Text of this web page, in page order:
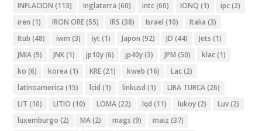
INFLACION (113) Inglaterra (60) intc(60) IONQ (1) ipc(2)
iren (1) IRON ORE(55) IRS (38) Israel (10) Italia (3)
Itub (48) iwm (3) iyt (1) Japon (92) JD (44) Jets (1)
JMIA(9) JNK(1) jp10y(6) jp40y(3) JPM (50) klac(1)
ko (6) korea (1) KRE(21) kweb (16) Lac(2)
latinoamerica (15) lcid (1) linkusd (1) LIRA TURCA(26)
LIT (10) LITIO (10) LOMA(22) lqd (11) lukoy(2) Luv(2)
luxemburgo (2) MA(2) mags (9) maiz (37)